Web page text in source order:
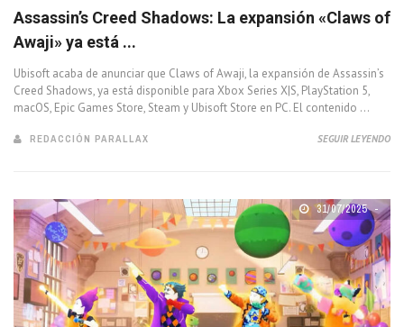
Assassin’s Creed Shadows: La expansión «Claws of
Awaji» ya está ...
Ubisoft acaba de anunciar que Claws of Awaji, la expansión de Assassin’s
Creed Shadows, ya está disponible para Xbox Series X|S, PlayStation 5,
macOS, Epic Games Store, Steam y Ubisoft Store en PC. El contenido ...
REDACCIÓN PARALLAX SEGUIR LEYENDO
31/07/2025